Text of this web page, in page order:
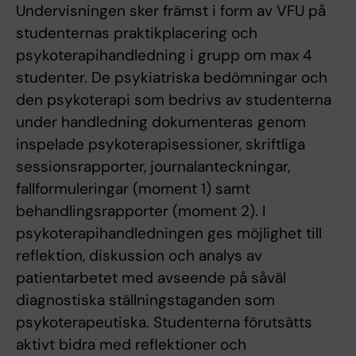
Undervisningen sker främst i form av VFU på
studenternas praktikplacering och
psykoterapihandledning i grupp om max 4
studenter. De psykiatriska bedömningar och
den psykoterapi som bedrivs av studenterna
under handledning dokumenteras genom
inspelade psykoterapisessioner, skriftliga
sessionsrapporter, journalanteckningar,
fallformuleringar (moment 1) samt
behandlingsrapporter (moment 2). I
psykoterapihandledningen ges möjlighet till
reflektion, diskussion och analys av
patientarbetet med avseende på såväl
diagnostiska ställningstaganden som
psykoterapeutiska. Studenterna förutsätts
aktivt bidra med reflektioner och